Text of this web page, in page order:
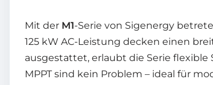
Mit der M1-Serie von Sigenergy
125 kW AC-Leistung decken einen
ausgestattet, erlaubt die Serie
MPPT sind kein Problem – ideal für